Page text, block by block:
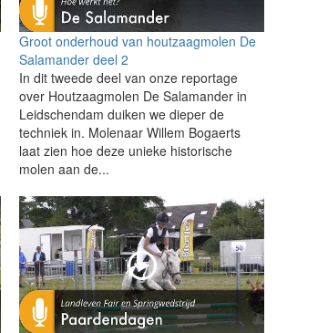
Groot onderhoud van houtzaagmolen De
Salamander deel 2
In dit tweede deel van onze reportage
over Houtzaagmolen De Salamander in
Leidschendam duiken we dieper de
techniek in. Molenaar Willem Bogaerts
laat zien hoe deze unieke historische
molen aan de...